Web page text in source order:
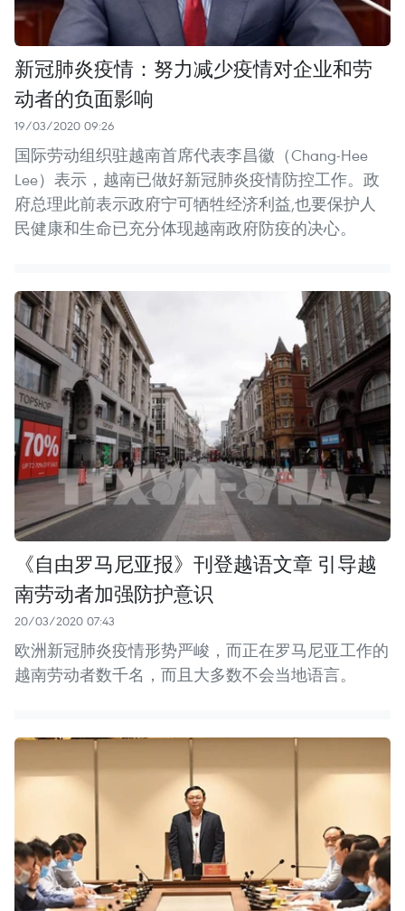
新冠肺炎疫情：努力减少疫情对企业和劳
动者的负面影响
19/03/2020 09:26
国际劳动组织驻越南首席代表李昌徽（Chang-Hee
Lee）表示，越南已做好新冠肺炎疫情防控工作。政
府总理此前表示政府宁可牺牲经济利益,也要保护人
民健康和生命已充分体现越南政府防疫的决心。
《自由罗马尼亚报》刊登越语文章 引导越
南劳动者加强防护意识
20/03/2020 07:43
欧洲新冠肺炎疫情形势严峻，而正在罗马尼亚工作的
越南劳动者数千名，而且大多数不会当地语言。